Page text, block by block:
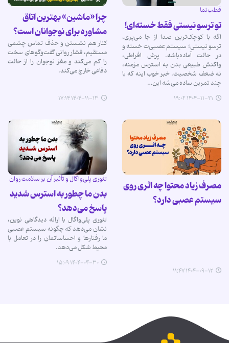
قطب‌نما
تو ترسو نیستی فقط خسته‌ای!
اگه با کوچک‌ترین صدا از جا می‌پری،
ترسو نیستی؛ سیستم عصبی‌ت خسته و
در حالت آماده‌باشه. پرش افراطی،
واکنش طبیعی بدن به استرس مزمنه،
نه ضعف شخصیت. خبر خوب اینه که با
چند تمرین ساده می‌شه این…
۱۴۰۴-۱۱-۲۱ ۱۹:۰۲
چرا «ماشین» بهترین اتاق
مشاوره برای نوجوانان است؟
کنار هم نشستن و حذف تماس چشمی
مستقیم، فشار روانی گفت‌وگوهای سخت
را کم می‌کند و مغز نوجوان را از حالت
دفاعی خارج می‌کند.
۱۴۰۴-۱۱-۱۳ ۱۷:۱۴
مصرف زیاد محتوا چه اثری روی
سیستم عصبی دارد؟
۱۴۰۴-۰۹-۱۲ ۱۱:۴۷
تئوری پلی‌واگال و تأثیر آن بر سلامت روان
بدن‌ ما چطور به استرس شدید
پاسخ می‌دهد؟
تئوری پلی‌واگال با ارائه دیدگاهی نوین،
نشان می‌دهد که چگونه سیستم عصبی
ما رفتارها و احساساتمان را در تعامل با
محیط شکل می‌دهد.
۱۴۰۴-۰۴-۳۰ ۱۵:۰۹